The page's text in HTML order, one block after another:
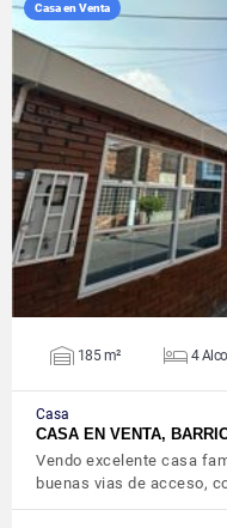
Casa en Venta
185 m² 4
Casa
CASA EN VENTA,
Vendo excelente casa
buenas vias de acceso,